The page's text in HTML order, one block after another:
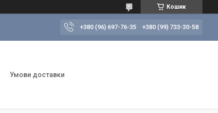
Кошик
+380 (96) 697-76-35 +380 (99) 733-30-58
Умови доставки